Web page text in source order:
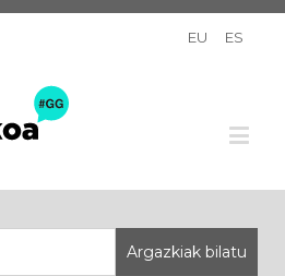
EU ES